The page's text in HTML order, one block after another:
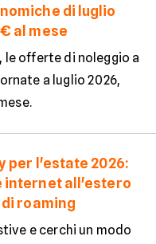
di luglio
al mese
le offerte di noleggio a
a luglio 2026,
per l'estate 2026:
internet all'estero
roaming
e cerchi un modo